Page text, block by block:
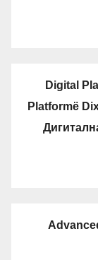
Digital
Platformë